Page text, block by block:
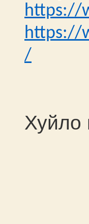
https://
https://
/
Хуйло